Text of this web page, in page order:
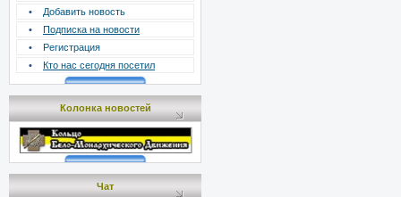
•
Добавить новость
•
Подписка на новости
•
Регистрация
•
Кто нас сегодня посетил
Колонка новостей
Чат